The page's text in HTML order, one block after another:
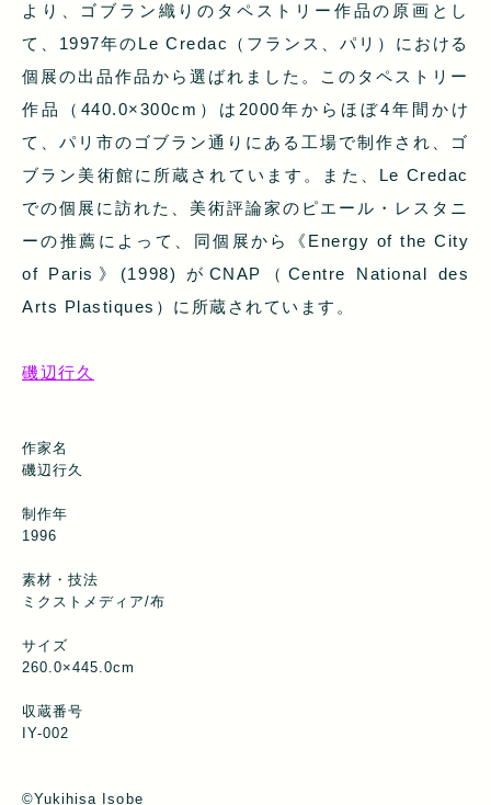
より、ゴブラン織りのタペストリー作品の原画とし
て、1997年のLe Credac（フランス、パリ）における
個展の出品作品から選ばれました。このタペストリー
作品（440.0×300cm）は2000年からほぼ4年間かけ
て、パリ市のゴブラン通りにある工場で制作され、ゴ
ブラン美術館に所蔵されています。また、Le Credac
での個展に訪れた、美術評論家のピエール・レスタニ
ーの推薦によって、同個展から《Energy of the City
of Paris》(1998) がCNAP（Centre National des
Arts Plastiques）に所蔵されています。
磯辺行久
作家名
磯辺行久
制作年
1996
素材・技法
ミクストメディア/布
サイズ
260.0×445.0cm
収蔵番号
IY-002
©︎Yukihisa Isobe